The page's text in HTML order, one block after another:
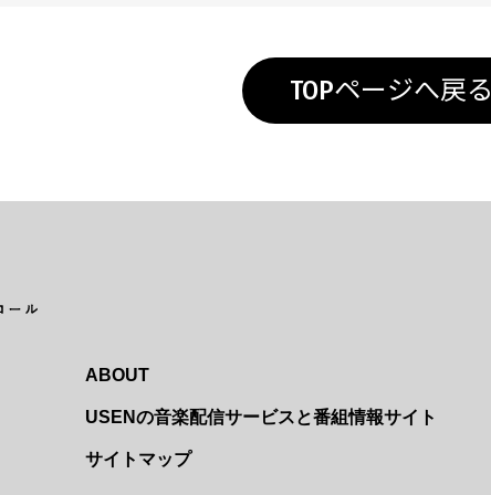
TOPページへ戻る
ABOUT
USENの音楽配信サービスと番組情報サイト
サイトマップ